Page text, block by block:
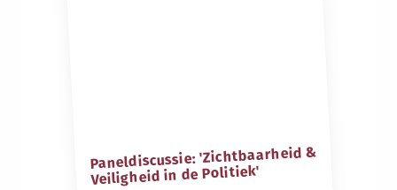
Paneldiscussie: 'Zichtbaarheid &
Veiligheid in de Politiek'